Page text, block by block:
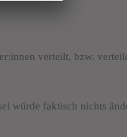
verteilt, bzw.
würde faktisch nichts